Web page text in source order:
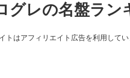
グレの名盤ラン
トはアフィリエイト広告を利用して